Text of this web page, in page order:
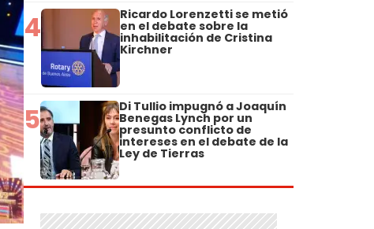
4 Ricardo Lorenzetti se metió
en el debate sobre la
inhabilitación de Cristina
Kirchner
5 Di Tullio impugnó a Joaquín
Benegas Lynch por un
presunto conflicto de
intereses en el debate de la
Ley de Tierras